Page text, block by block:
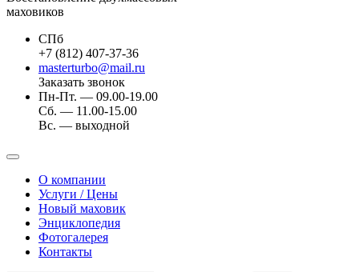
маховиков
СПб
+7 (812) 407-37-36
masterturbo@mail.ru
Заказать звонок
Пн-Пт. — 09.00-19.00
Сб. — 11.00-15.00
Вс. — выходной
О компании
Услуги / Цены
Новый маховик
Энциклопедия
Фотогалерея
Контакты